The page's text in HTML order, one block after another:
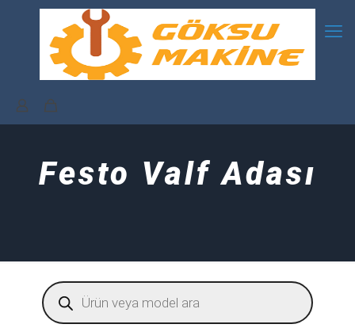
Festo Valf Adası
Products
search